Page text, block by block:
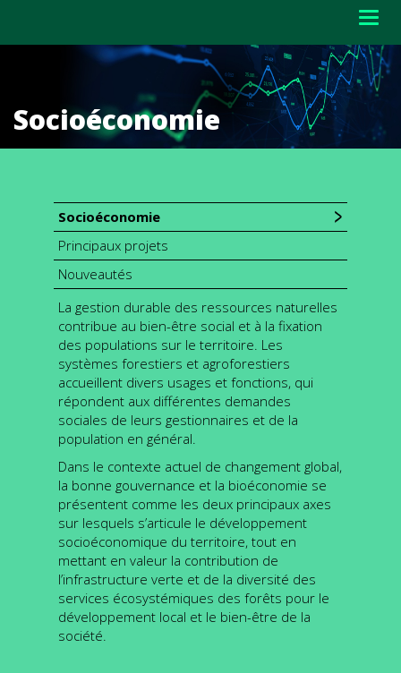
Socioéconomie
Socioéconomie
Principaux projets
Nouveautés
La gestion durable des ressources naturelles
contribue au bien-être social et à la fixation
des populations sur le territoire. Les
systèmes forestiers et agroforestiers
accueillent divers usages et fonctions, qui
répondent aux différentes demandes
sociales de leurs gestionnaires et de la
population en général.
Dans le contexte actuel de changement global,
la bonne gouvernance et la bioéconomie se
présentent comme les deux principaux axes
sur lesquels s’articule le développement
socioéconomique du territoire, tout en
mettant en valeur la contribution de
l’infrastructure verte et de la diversité des
services écosystémiques des forêts pour le
développement local et le bien-être de la
société.